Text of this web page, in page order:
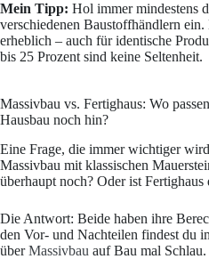
Mein Tipp: Hol immer mindestens
verschiedenen Baustoffhändlern
erheblich – auch für identische
bis 25 Prozent sind keine Seltenheit.
Massivbau vs. Fertighaus: Wo
Hausbau noch hin?
Eine Frage, die immer wichtiger
Massivbau mit klassischen
überhaupt noch? Oder ist Fertighaus
Die Antwort: Beide haben ihre
den Vor- und Nachteilen findest du
überMassivbau auf Bau mal Schlau.